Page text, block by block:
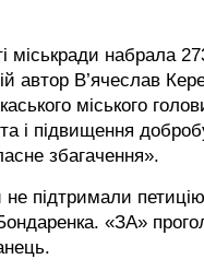
міськради набрала
автор В’ячеслав
міського
і підвищення
збагачення».
не підтримали
«ЗА»